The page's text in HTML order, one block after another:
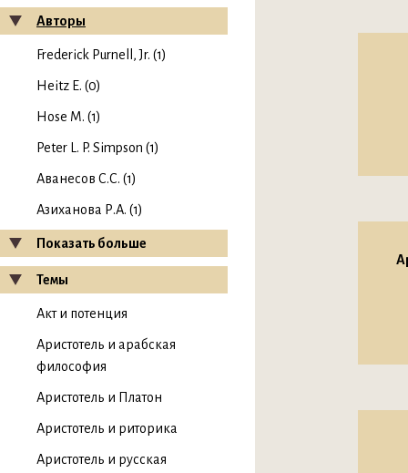
Авторы
Frederick Purnell, Jr. (1)
Heitz E. (0)
Hose M. (1)
Peter L. P. Simpson (1)
Аванесов С.С. (1)
Азиханова Р.А. (1)
Показать больше
Темы
Акт и потенция
Аристотель и арабская
философия
Аристотель и Платон
Аристотель и риторика
Аристотель и русская